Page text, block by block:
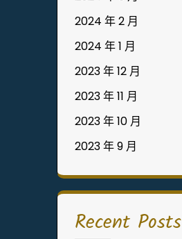
2024 年 2 月
2024 年 1 月
2023 年 12 月
2023 年 11 月
2023 年 10 月
2023 年 9 月
Recent Posts